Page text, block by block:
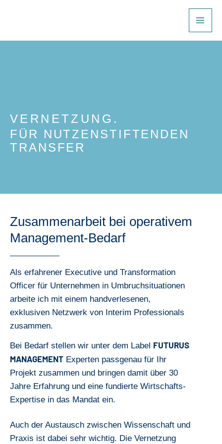
VERNETZUNG.
FÜR NUTZENSTIFTENDEN
TRANSFER
Zusammenarbeit bei operativem
Management-Bedarf
Als erfahrener Executive und Transformation
Officer für Unternehmen in Umbruchsituationen
arbeite ich mit einem handverlesenen,
exklusiven Netzwerk von Interim Professionals
zusammen.
Bei Bedarf stellen wir unter dem Label FUTURUS
MANAGEMENT Experten passgenau für Ihr
Projekt zusammen und bringen damit über 30
Jahre Erfahrung und eine fundierte Wirtschafts-
Expertise in das Mandat ein.
Auch der Austausch zwischen Wissenschaft und
Praxis ist dabei sehr wichtig. Die Vernetzung